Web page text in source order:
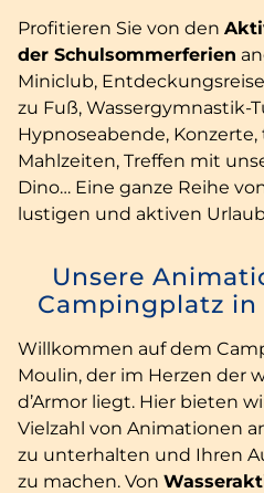
Profitieren Sie von den
der Schulsommerferien
Miniclub,
zu Fuß, Wassergymnastik-
Hypnoseabende,
Mahlzeiten, Treffen mit
Dino… Eine ganze Reihe
lustigen und aktiven
Unsere
Campingplatz in
Willkommen auf dem
Moulin, der im Herzen der
d’Armor liegt. Hier bieten
Vielzahl von Animationen
zu unterhalten und Ihren
zu machen. Von